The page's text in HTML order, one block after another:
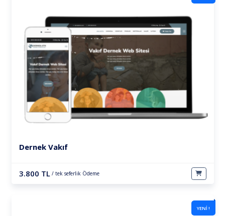
Dernek Vakıf
3.800 TL / tek seferlik Ödeme
YENİ !